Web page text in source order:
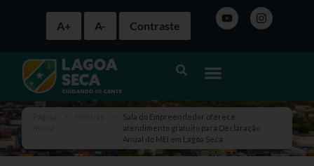
A+ A- Contraste
Sala do Empreendedor oferece
atendimento gratuito para Declaração
Anual do MEI em Lagoa Seca